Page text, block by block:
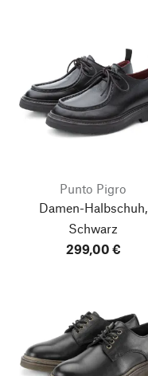
Punto Pigro
Damen-Halbschuh,
Schwarz
299,00 €